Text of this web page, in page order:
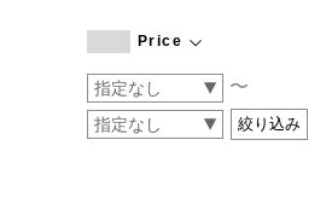
COGTHEBIGSMOKE
CONVERSE
DEAN & DELUCA
Price
〜